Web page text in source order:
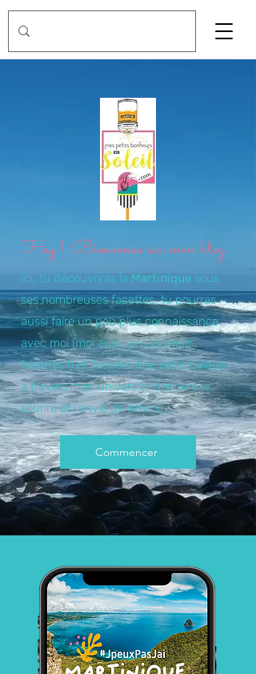
Hey ! Bienvenue sur mon blog
Ici, tu découvriras la Martinique sous
ses nombreuses facettes, tu pourras
aussi faire un peu plus connaissance
avec moi (moi aussi je suis multi
facettes !) et j'espère que cette balade
à travers mon univers te donnera le
sourire et l'envie de revenir...
Commencer